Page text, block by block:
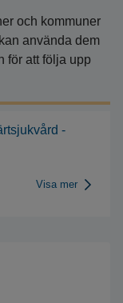
och kommuner
använda dem
för att följa upp
-
Visa mer